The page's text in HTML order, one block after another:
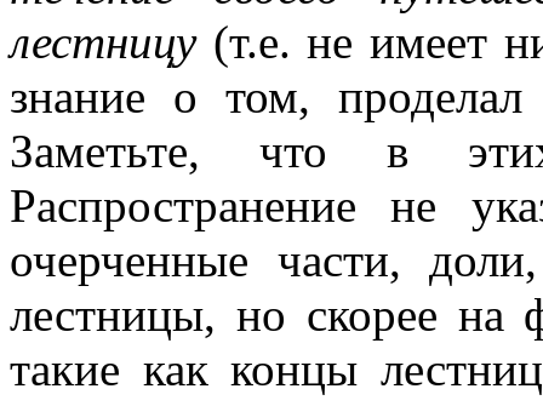
лестницу(т.е. не имеет
знание о том,
Заметьте, что в
Распространение не
очерченные части,
лестницы, но скорее на
такие как концы